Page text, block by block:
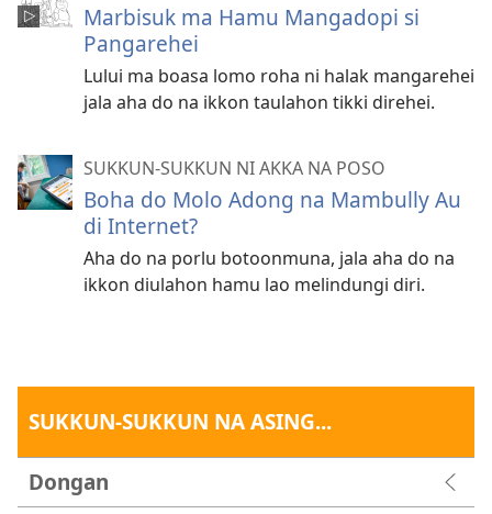
Marbisuk ma Hamu Mangadopi si
Pangarehei
Lului ma boasa lomo roha ni halak mangarehei
jala aha do na ikkon taulahon tikki direhei.
SUKKUN-SUKKUN NI AKKA NA POSO
Boha do Molo Adong na Mambully Au
di Internet?
Aha do na porlu botoonmuna, jala aha do na
ikkon diulahon hamu lao melindungi diri.
SUKKUN-SUKKUN NA ASING...
Dongan